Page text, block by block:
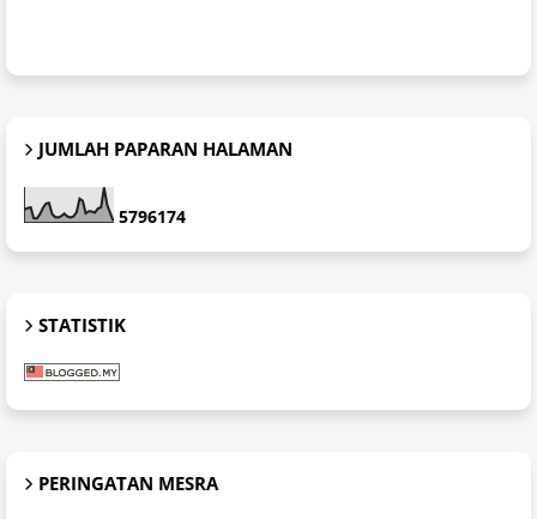
JUMLAH PAPARAN HALAMAN
5796174
STATISTIK
PERINGATAN MESRA